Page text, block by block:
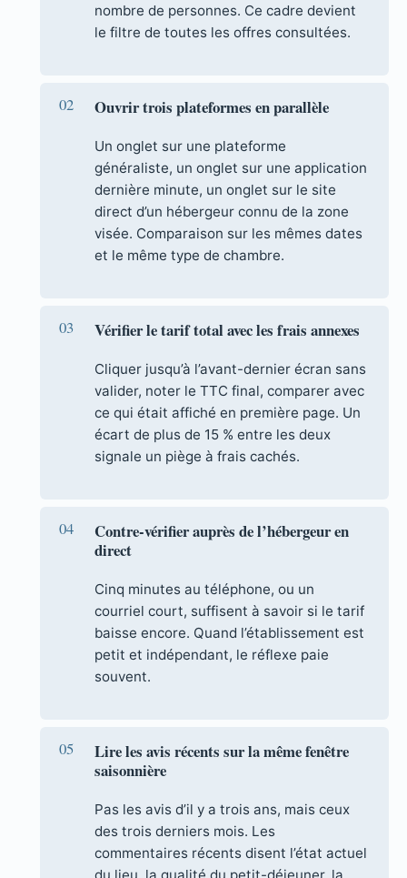
nombre de personnes. Ce cadre devient
le filtre de toutes les offres consultées.
Ouvrir trois plateformes en parallèle
Un onglet sur une plateforme
généraliste, un onglet sur une application
dernière minute, un onglet sur le site
direct d’un hébergeur connu de la zone
visée. Comparaison sur les mêmes dates
et le même type de chambre.
Vérifier le tarif total avec les frais annexes
Cliquer jusqu’à l’avant-dernier écran sans
valider, noter le TTC final, comparer avec
ce qui était affiché en première page. Un
écart de plus de 15 % entre les deux
signale un piège à frais cachés.
Contre-vérifier auprès de l’hébergeur en
direct
Cinq minutes au téléphone, ou un
courriel court, suffisent à savoir si le tarif
baisse encore. Quand l’établissement est
petit et indépendant, le réflexe paie
souvent.
Lire les avis récents sur la même fenêtre
saisonnière
Pas les avis d’il y a trois ans, mais ceux
des trois derniers mois. Les
commentaires récents disent l’état actuel